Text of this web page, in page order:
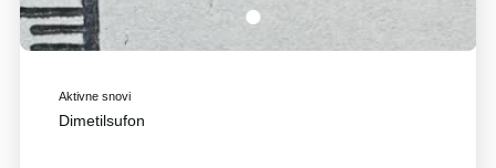
1
Aktivne snovi
Dimetilsufon